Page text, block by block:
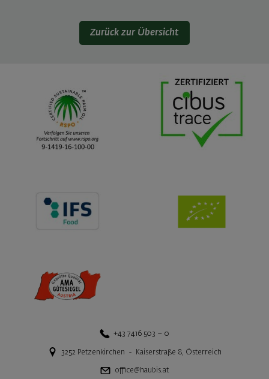
Zurück zur Übersicht
+43 7416 503 – 0
3252 Petzenkirchen - Kaiserstraße 8, Österreich
office@haubis.at